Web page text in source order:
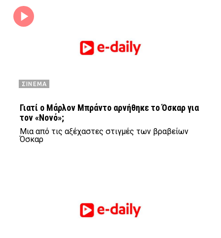
ΣΙΝΕΜΑ
Γιατί ο Μάρλον Μπράντο αρνήθηκε το Όσκαρ για
τον «Νονό»;
Μια από τις αξέχαστες στιγμές των βραβείων
Όσκαρ